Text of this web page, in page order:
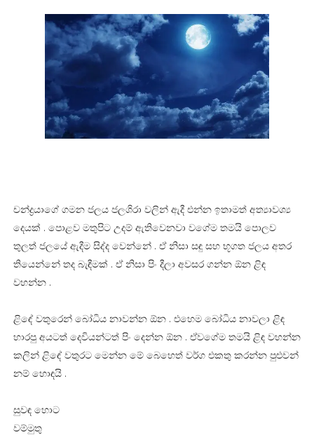
චන්ද්‍රයාගේ ගමන ජලය ජලශිරා වලින් ඇදී එන්න ඉතාමත් අත්‍යාවශ්‍ය
දෙයක් . පොළව මතුපිට උදම් ඇතිවෙනවා වගේම තමයි පොලව
තුලත් ජලයේ ඇදීම සිද්ද වෙන්නේ . ඒ නිසා සඳු සහ භූගත ජලය අතර
තියෙන්නේ තද බැඳීමක් . ඒ නිසා පිං දීලා අවසර ගන්න ඕන ළිඳ
වහන්න .
ළිඳේ වතුරෙන් බෝධිය නාවන්න ඕන . එහෙම බෝධිය නාවලා ළිඳ
හාරපු අයටත් දෙවියන්ටත් පිං දෙන්න ඕන . ඒවගේම තමයි ළිඳ වහන්න
කලින් ළිඳේ වතුරට මෙන්න මේ බෙහෙත් වර්ග එකතු කරන්න පුළුවන්
නම් හොඳයි .
සුවඳ හොට
වම්මුතු